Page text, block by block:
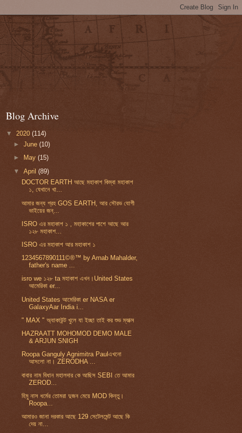
Blog Archive
▼ 2020 (114)
►June(10)
►
May(15)
▼April(89)
DOCTOR EARTH আছে মহাকাশ কিম্বা মহাকাশ
১, যেখানে খা...
আমার জন্য গ্রহ GOS EARTH, আর সৌরভ যোগী
ভাইয়ের জন্...
ISRO এর মহাকাশ ১ , মহাকাশের পাশে আছে আর
১২৮ মহাকাশ...
ISRO এর মহাকাশ আর মহাকাশ ১
1234567890111©®™ by Arnab Mahalder,
father's name ...
isro we ১২৮ ta মহাকাশ এখন।United States
আমেরিকা er...
United States আমেরিকা er NASA er
GalaxyAar India i...
" MAX " অ্যাকাউন্ট খুলে যা ইচ্ছা তাই কর শুভ ম্যাক্স
HAZRAATT MOHOMOD DEMO MALE
& ARJUN SNIGH
Roopa Ganguly Agnimitra Paulএখনো
আসলো না। ZERODHA ...
বাবার নাম বিধান মহালদার কে আছিস SEBI তে আমার
ZEROD...
হিমু নাস ধর্মের তোমরা দুজন মেয়ে MOD কিন্তু।
Roopa...
আমারও জানা দরকার আছে 129 সেটেলমেন্ট আছে কি
দেয় না...